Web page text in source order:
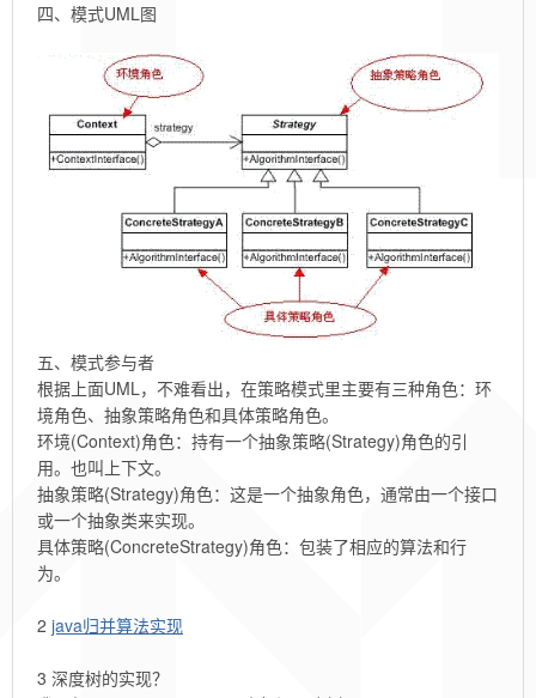
四、模式UML图
五、模式参与者
根据上面UML，不难看出，在策略模式里主要有三种角色：环
境角色、抽象策略角色和具体策略角色。
环境(Context)角色：持有一个抽象策略(Strategy)角色的引
用。也叫上下文。
抽象策略(Strategy)角色：这是一个抽象角色，通常由一个接口
或一个抽象类来实现。
具体策略(ConcreteStrategy)角色：包装了相应的算法和行
为。
2 java归并算法实现
3 深度树的实现？